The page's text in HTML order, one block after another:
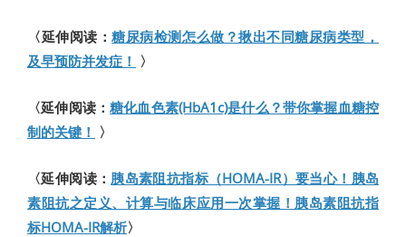
〈延伸阅读：糖尿病检测怎么做？揪出不同糖尿病类型，
及早预防并发症！ 〉
〈延伸阅读：糖化血色素(HbA1c)是什么？带你掌握血糖控
制的关键！ 〉
〈延伸阅读： 胰岛素阻抗指标（HOMA-IR）要当心！胰岛
素阻抗之定义、计算与临床应用一次掌握！胰岛素阻抗指
标HOMA-IR解析〉